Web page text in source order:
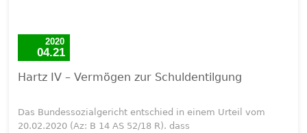
2020
04.21
Hartz IV – Vermögen zur Schuldentilgung
Das Bundessozialgericht entschied in einem Urteil vom
20.02.2020 (Az: B 14 AS 52/18 R). dass